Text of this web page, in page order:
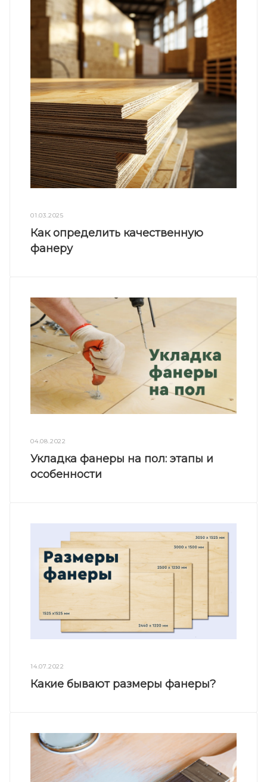
01.03.2025
Как определить качественную
фанеру
04.08.2022
Укладка фанеры на пол: этапы и
особенности
14.07.2022
Какие бывают размеры фанеры?